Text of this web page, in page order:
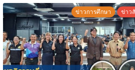
ประสิทธิภาพการผลิต ต่อยอดสู่อาชีพเสริมใน
อนาคต
ข่าวการศึกษา ข่าว